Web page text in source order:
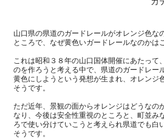
山口県の県道のガードレールがオレンジ色な
ところで、なぜ黄色いガードレールなのかは
これは昭和３８年の山口国体開催にあたって
のを作ろうと考える中で、県道のガードレー
黄色にしようという発想が生まれ、オレンジ
そうです。
ただ近年、景観の面からオレンジはどうなの
なり、今後は安全性重視のところと、町並み
ろで使い分けていこうと考えられ県道でも白
そうです。